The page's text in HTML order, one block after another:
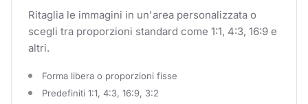
Ritaglia le immagini in un'area personalizzata o
scegli tra proporzioni standard come 1:1, 4:3, 16:9 e
altri.
Forma libera o proporzioni fisse
Predefiniti 1:1, 4:3, 16:9, 3:2